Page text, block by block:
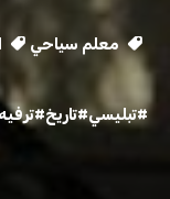
معلم سياحي
#تبليسي#تاريخ#ترفيه